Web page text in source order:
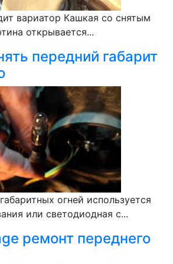
вариатор Кашкая со снятым
открывается...
передний габарит
огней используется
или светодиодная с...
ремонт переднего